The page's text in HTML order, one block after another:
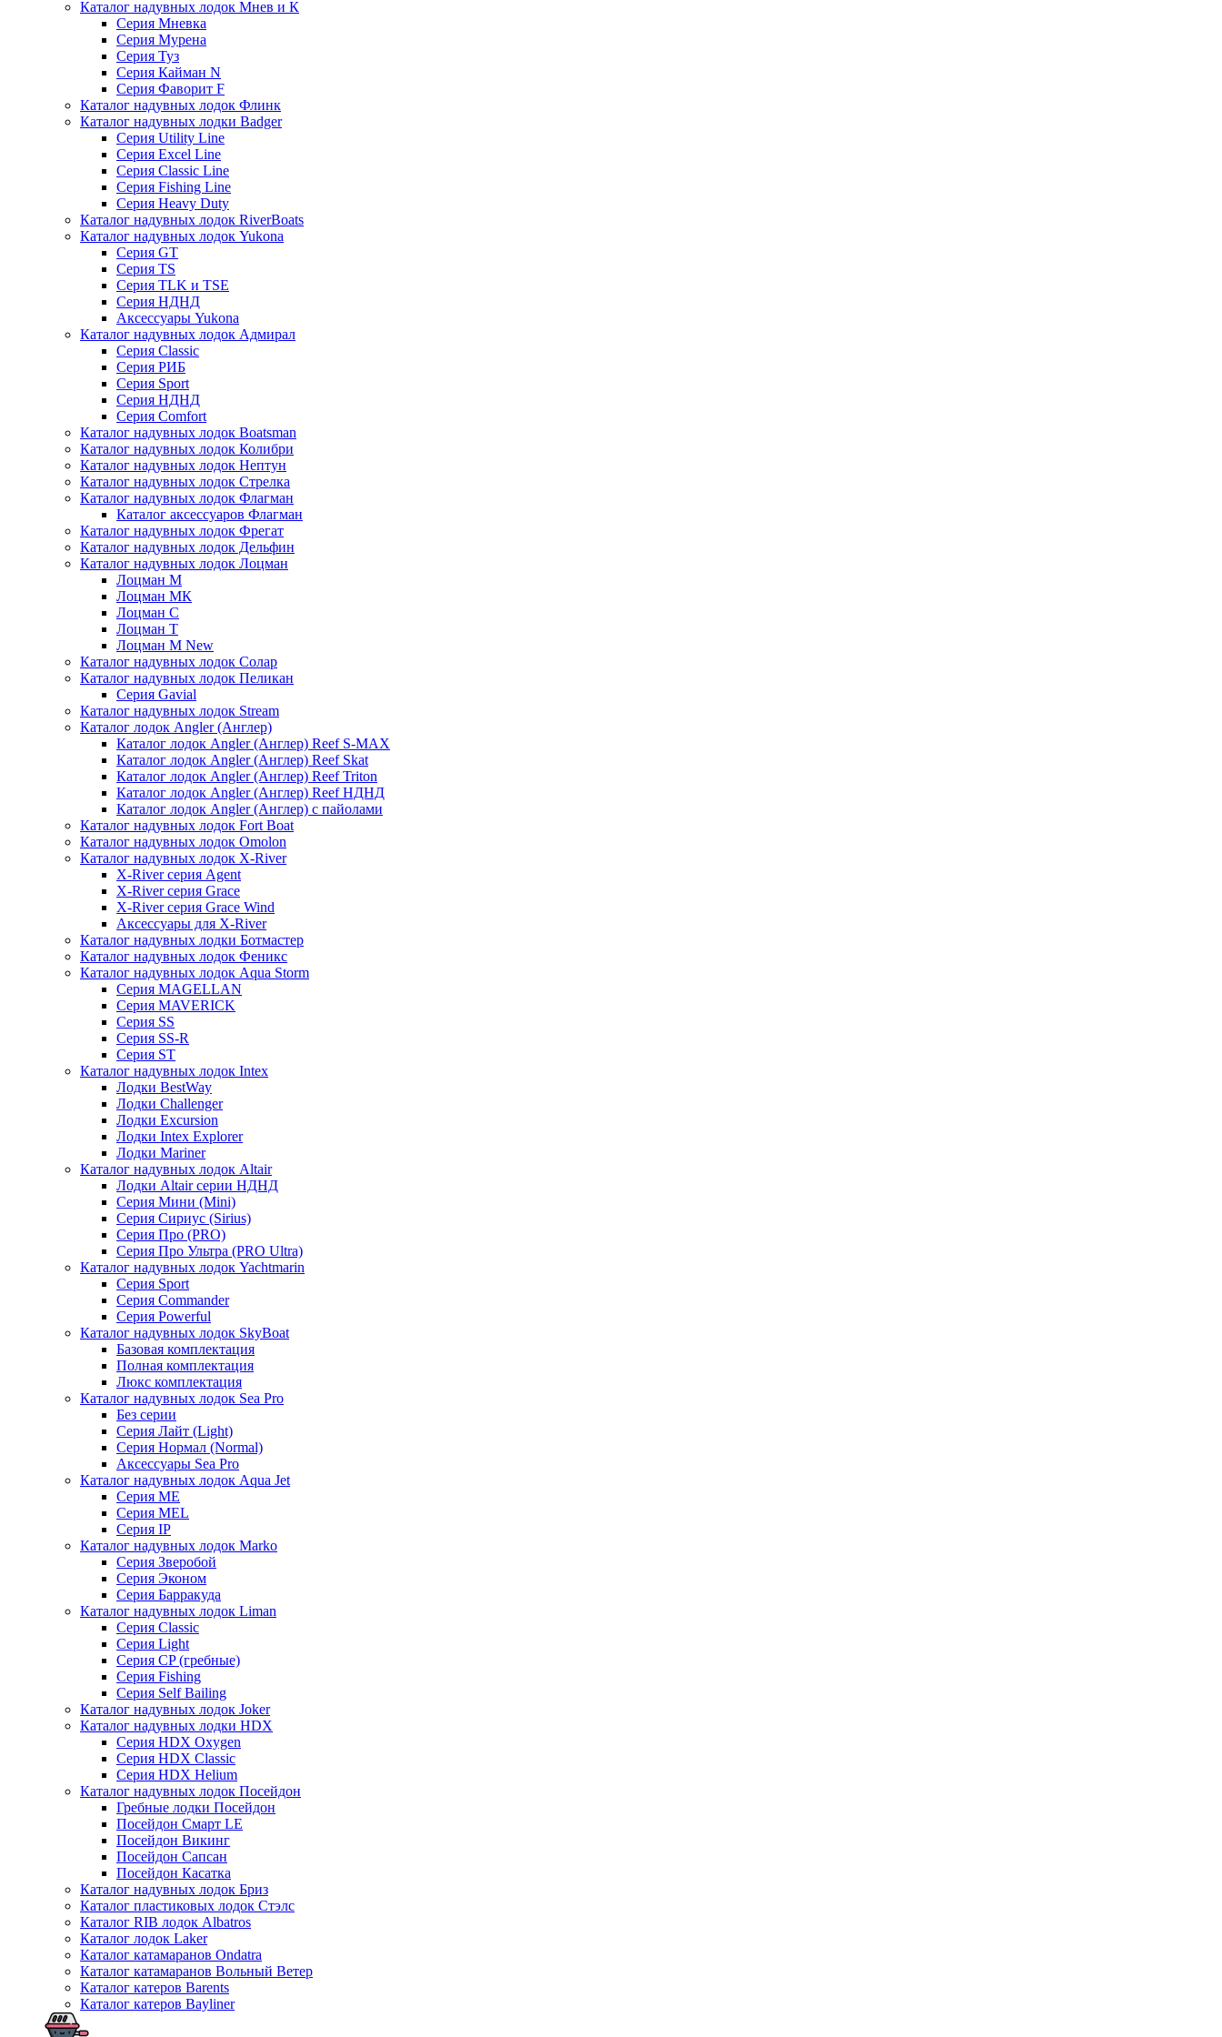
Каталог надувных лодок Мнев и К
Серия Мневка
Серия Мурена
Серия Туз
Серия Кайман N
Серия Фаворит F
Каталог надувных лодок Флинк
Каталог надувных лодки Badger
Серия Utility Line
Серия Excel Line
Серия Classic Line
Серия Fishing Line
Серия Heavy Duty
Каталог надувных лодок RiverBoats
Каталог надувных лодок Yukona
Серия GT
Серия TS
Серия TLK и TSE
Серия НДНД
Аксессуары Yukona
Каталог надувных лодок Адмирал
Серия Classic
Серия РИБ
Серия Sport
Серия НДНД
Серия Comfort
Каталог надувных лодок Boatsman
Каталог надувных лодок Колибри
Каталог надувных лодок Нептун
Каталог надувных лодок Стрелка
Каталог надувных лодок Флагман
Каталог аксессуаров Флагман
Каталог надувных лодок Фрегат
Каталог надувных лодок Дельфин
Каталог надувных лодок Лоцман
Лоцман М
Лоцман МК
Лоцман С
Лоцман Т
Лоцман М New
Каталог надувных лодок Солар
Каталог надувных лодок Пеликан
Серия Gavial
Каталог надувных лодок Stream
Каталог лодок Angler (Англер)
Каталог лодок Angler (Англер) Reef S-MAX
Каталог лодок Angler (Англер) Reef Skat
Каталог лодок Angler (Англер) Reef Triton
Каталог лодок Angler (Англер) Reef НДНД
Каталог лодок Angler (Англер) с пайолами
Каталог надувных лодок Fort Boat
Каталог надувных лодок Omolon
Каталог надувных лодок X-River
X-River серия Agent
X-River серия Grace
X-River серия Grace Wind
Аксессуары для X-River
Каталог надувных лодки Ботмастер
Каталог надувных лодок Феникc
Каталог надувных лодок Aqua Storm
Серия MAGELLAN
Серия MAVERICK
Серия SS
Серия SS-R
Серия ST
Каталог надувных лодок Intex
Лодки BestWay
Лодки Challenger
Лодки Excursion
Лодки Intex Explorer
Лодки Mariner
Каталог надувных лодок Altair
Лодки Altair серии НДНД
Серия Мини (Mini)
Серия Сириус (Sirius)
Серия Про (PRO)
Серия Про Ультра (PRO Ultra)
Каталог надувных лодок Yachtmarin
Серия Sport
Серия Commander
Серия Powerful
Каталог надувных лодок SkyBoat
Базовая комплектация
Полная комплектация
Люкс комплектация
Каталог надувных лодок Sea Pro
Без серии
Серия Лайт (Light)
Серия Нормал (Normal)
Аксессуары Sea Pro
Каталог надувных лодок Aqua Jet
Серия ME
Серия MEL
Серия IP
Каталог надувных лодок Marko
Серия Зверобой
Серия Эконом
Серия Барракуда
Каталог надувных лодок Liman
Серия Classic
Серия Light
Серия CP (гребные)
Серия Fishing
Серия Self Bailing
Каталог надувных лодок Joker
Каталог надувных лодки HDX
Серия HDX Oxygen
Серия HDX Classic
Серия HDX Helium
Каталог надувных лодок Посейдон
Гребные лодки Посейдон
Посейдон Смарт LE
Посейдон Викинг
Посейдон Сапсан
Посейдон Касатка
Каталог надувных лодок Бриз
Каталог пластиковых лодок Стэлс
Каталог RIB лодок Albatros
Каталог лодок Laker
Каталог катамаранов Ondatra
Каталог катамаранов Вольный Ветер
Каталог катеров Barents
Каталог катеров Bayliner